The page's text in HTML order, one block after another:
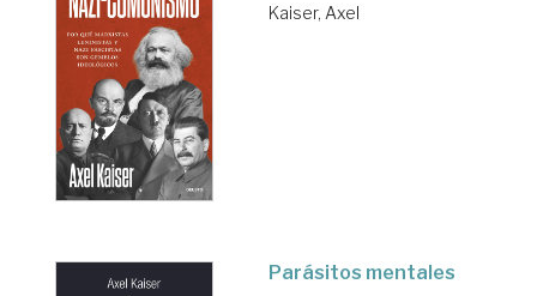
Kaiser, Axel
Parásitos mentales